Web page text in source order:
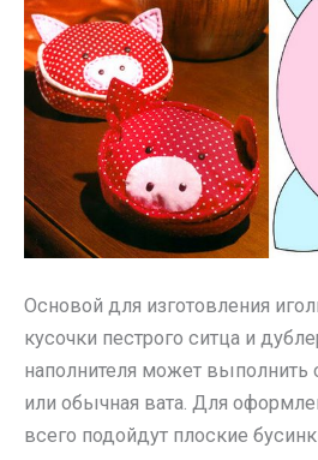
Основой для изготовления
кусочки пестрого ситца и
наполнителя может выполнить
или обычная вата. Для
всего подойдут плоские